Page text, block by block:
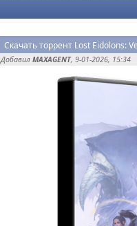
Скачать торрент Lost Eidolons:
Добавил MAXAGENT, 9-01-2026, 15:34